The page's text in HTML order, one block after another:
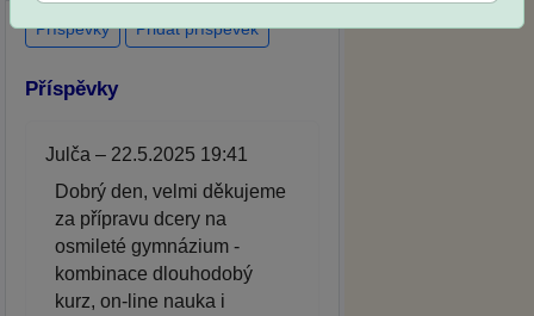
Příspěvky Přidat příspěvek
Příspěvky
Julča – 22.5.2025 19:41
Dobrý den, velmi děkujeme
za přípravu dcery na
osmileté gymnázium -
kombinace dlouhodobý
kurz, on-line nauka i